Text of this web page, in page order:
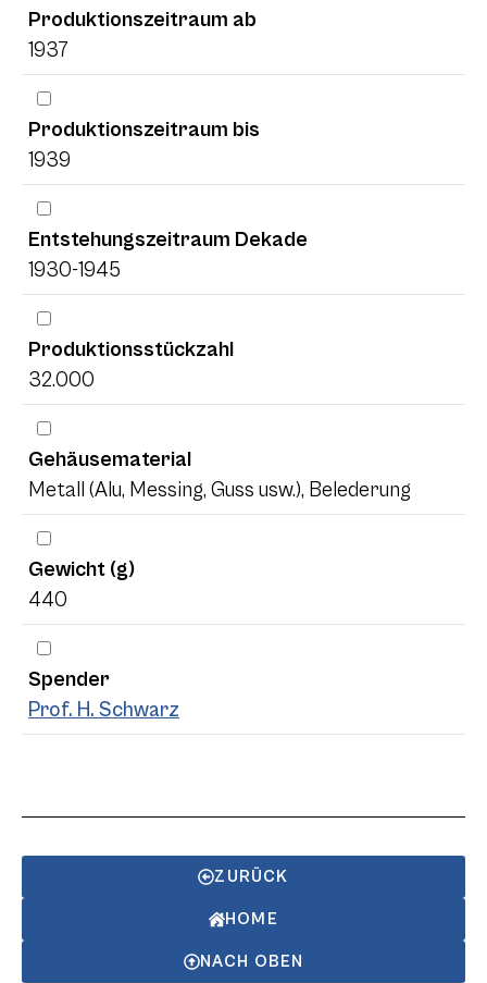
Produktionszeitraum ab
1937
Produktionszeitraum bis
1939
Entstehungszeitraum Dekade
1930-1945
Produktionsstückzahl
32.000
Gehäusematerial
Metall (Alu, Messing, Guss usw.), Belederung
Gewicht (g)
440
Spender
Prof. H. Schwarz
ZURÜCK
HOME
NACH OBEN